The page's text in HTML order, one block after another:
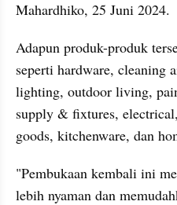
Mahardhiko, 25 Juni 2024.
Adapun produk-produk
seperti hardware, cleaning
lighting, outdoor living,
supply & fixtures,
goods, kitchenware, dan
"Pembukaan kembali ini
lebih nyaman dan